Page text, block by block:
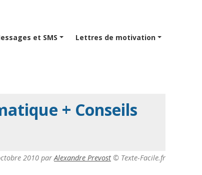
et SMS Lettres de motivation
+ Conseils
2010 parAlexandre Prevost © Texte-Facile.fr